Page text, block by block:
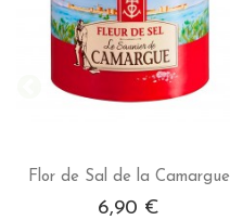
Flor de Sal de la Camargue
6,90 €